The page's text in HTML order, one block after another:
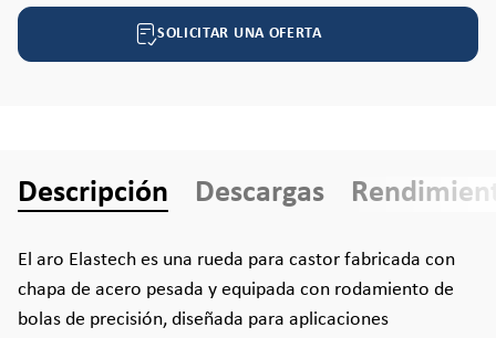
SOLICITAR UNA OFERTA
Descripción Descargas
El aro Elastech es una rueda para castor fabricada con
chapa de acero pesada y equipada con rodamiento de
bolas de precisión, diseñada para aplicaciones